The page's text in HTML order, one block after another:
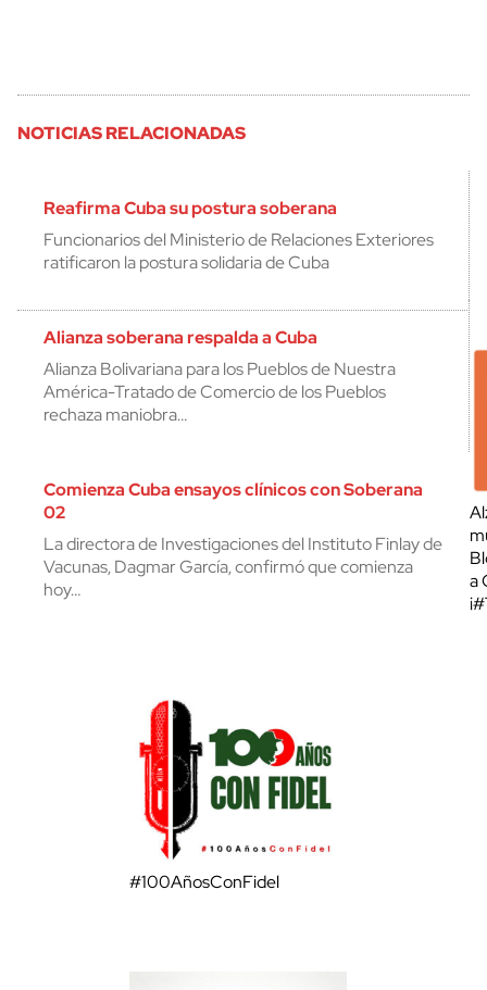
NOTICIAS RELACIONADAS
Reafirma Cuba su postura soberana
Funcionarios del Ministerio de Relaciones Exteriores
ratificaron la postura solidaria de Cuba
Alianza soberana respalda a Cuba
Alianza Bolivariana para los Pueblos de Nuestra
América-Tratado de Comercio de los Pueblos
rechaza maniobra…
Comienza Cuba ensayos clínicos con Soberana
02
La directora de Investigaciones del Instituto Finlay de
Vacunas, Dagmar García, confirmó que comienza
hoy…
a
#100AñosConFidel